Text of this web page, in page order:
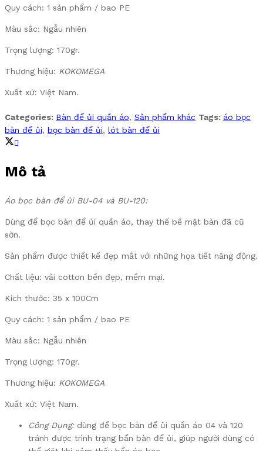
Quy cách: 1 sản phẩm / bao PE
Màu sắc: Ngẫu nhiên
Trọng lượng: 170gr.
Thương hiệu: KOKOMEGA
Xuất xứ: Việt Nam.
Categories: Bàn để ủi quần áo, Sản phẩm khác Tags: áo bọc
bàn để ủi, bọc bàn để ủi, lót bàn để ủi
Mô tả
Áo bọc bàn để ủi BU-04 và BU-120:
Dùng để bọc bàn để ủi quần áo, thay thế bề mặt bàn đã cũ
sờn.
Sản phẩm được thiết kế đẹp mắt với những họa tiết năng động.
Chất liệu: vải cotton bền đẹp, mềm mại.
Kích thước: 35 x 100Cm
Quy cách: 1 sản phẩm / bao PE
Màu sắc: Ngẫu nhiên
Trọng lượng: 170gr.
Thương hiệu: KOKOMEGA
Xuất xứ: Việt Nam.
Công Dụng: dùng để bọc bàn để ủi quần áo 04 và 120
tránh được trình trạng bẩn bàn để ủi, giúp người dùng có